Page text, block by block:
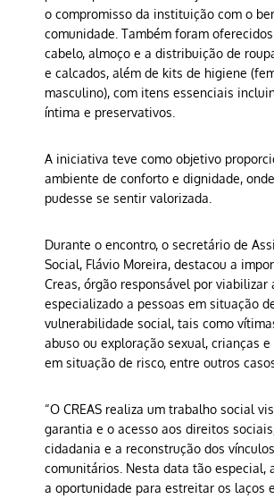
o compromisso da instituição com o
comunidade. Também foram
cabelo, almoço e a distribuição de
e calcados, além de kits de higiene
masculino), com itens essenciais
íntima e preservativos.
A iniciativa teve como objetivo
ambiente de conforto e dignidade,
pudesse se sentir valorizada.
Durante o encontro, o secretário de
Social, Flávio Moreira, destacou a
Creas, órgão responsável por viabilizar
especializado a pessoas em situação
vulnerabilidade social, tais como
abuso ou exploração sexual, crianças
em situação de risco, entre outros
“O CREAS realiza um trabalho social
garantia e o acesso aos direitos
cidadania e a reconstrução dos
comunitários. Nesta data tão especial,
a oportunidade para estreitar os laços